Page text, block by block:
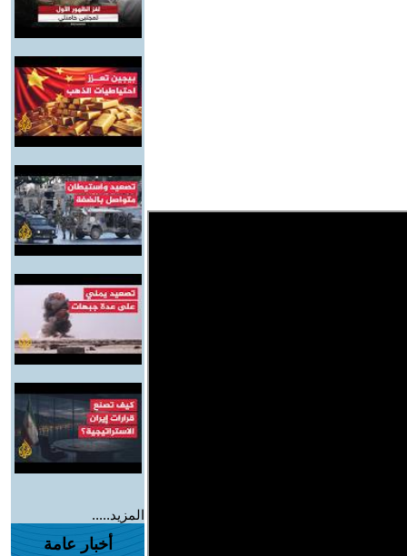
المزيد.....
أخبار عامة